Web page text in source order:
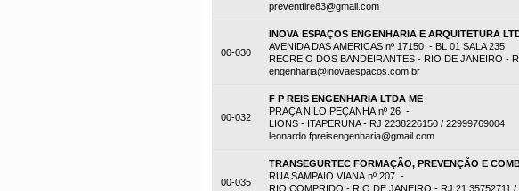
preventfire83@gmail.com
00-030
INOVA ESPAÇOS ENGENHARIA E ARQUITETURA
AVENIDA DAS AMERICAS nº 17150 - BL 01 SALA 235
RECREIO DOS BANDEIRANTES - RIO DE JANEIRO -
engenharia@inovaespacos.com.br
00-032
F P REIS ENGENHARIA LTDA ME
PRAÇA NILO PEÇANHA nº 26 -
LIONS - ITAPERUNA - RJ 2238226150 / 22999769004
leonardo.fpreisengenharia@gmail.com
00-035
TRANSEGURTEC FORMAÇÃO, PREVENÇÃO E
RUA SAMPAIO VIANA nº 207 -
RIO COMPRIDO - RIO DE JANEIRO - RJ 21 35752711 /